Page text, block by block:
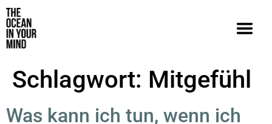
Schlagwort: Mitgefühl
Was kann ich tun, wenn ich